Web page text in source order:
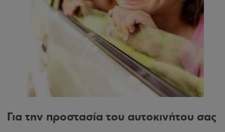
Για την προστασία του αυτοκινήτου σας